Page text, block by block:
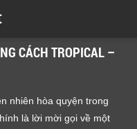
CÁCH TROPICAL –
nhiên hòa quyện trong
là lời mời gọi về một